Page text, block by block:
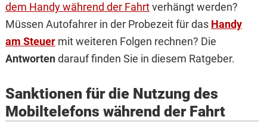
dem Handy während der Fahrtverhängt werden?
Müssen Autofahrer in der Probezeit für das Handy
am Steuermit weiteren Folgen rechnen? Die
Antwortendarauf finden Sie in diesem Ratgeber.
Sanktionen für die Nutzung des
Mobiltelefons während der Fahrt